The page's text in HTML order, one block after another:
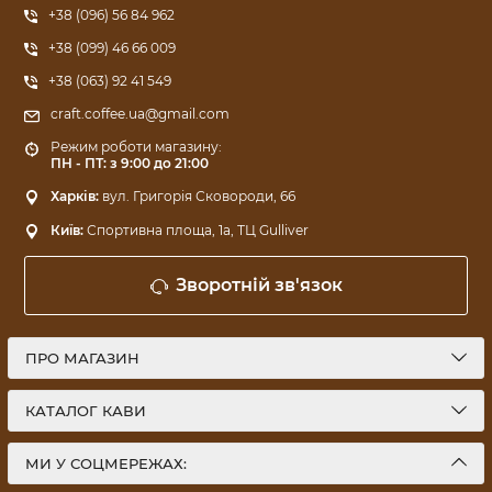
+38 (096) 56 84 962
+38 (099) 46 66 009
+38 (063) 92 41 549
craft.coffee.ua@gmail.com
Режим роботи магазину:
ПН - ПТ: з 9:00 до 21:00
Харків: вул. Григорія Сковороди, 66
Київ: Спортивна площа, 1a, ТЦ Gulliver
Зворотній зв'язок
ПРО МАГАЗИН
КАТАЛОГ КАВИ
МИ У СОЦМЕРЕЖАХ: